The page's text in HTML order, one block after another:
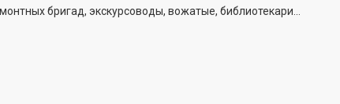
бригад, экскурсоводы, вожатые, библиотекари...